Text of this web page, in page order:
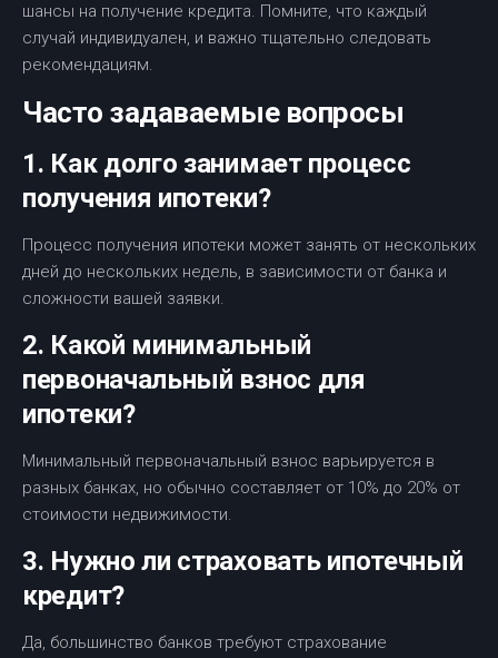
шансы на получение кредита. Помните, что каждый
случай индивидуален, и важно тщательно следовать
рекомендациям.
Часто задаваемые вопросы
1. Как долго занимает процесс
получения ипотеки?
Процесс получения ипотеки может занять от нескольких
дней до нескольких недель, в зависимости от банка и
сложности вашей заявки.
2. Какой минимальный
первоначальный взнос для
ипотеки?
Минимальный первоначальный взнос варьируется в
разных банках, но обычно составляет от 10% до 20% от
стоимости недвижимости.
3. Нужно ли страховать ипотечный
кредит?
Да, большинство банков требуют страхование